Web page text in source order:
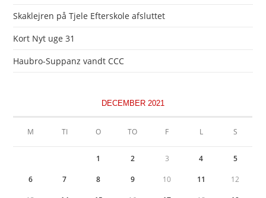
Skaklejren på Tjele Efterskole afsluttet
Kort Nyt uge 31
Haubro-Suppanz vandt CCC
DECEMBER 2021
M TI O TO F L S
1 2 3 4 5
6 7 8 9 10 11 12